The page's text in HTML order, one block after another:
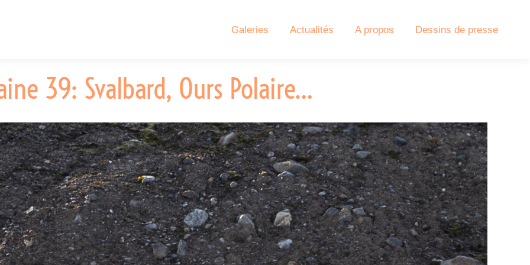
Galeries Actualités A propos Dessins de presse
39: Svalbard, Ours Polaire…